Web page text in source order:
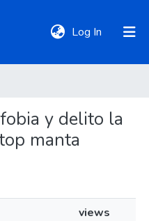
Log In (current)
y delito la
manta
views